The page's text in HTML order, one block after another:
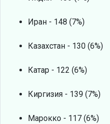
Иран - 148 (7%)
Казахстан - 130 (6%)
Катар - 122 (6%)
Киргизия - 139 (7%)
Марокко - 117 (6%)